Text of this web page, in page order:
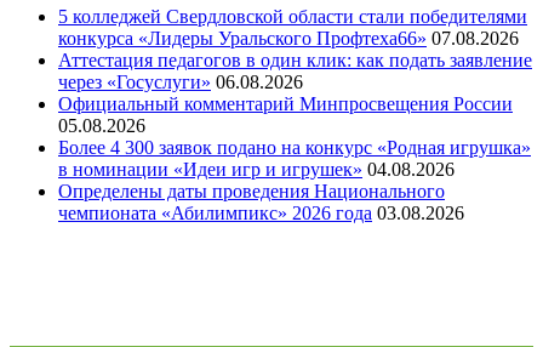
5 колледжей Свердловской области стали победителями
конкурса «Лидеры Уральского Профтеха66» 07.08.2026
Аттестация педагогов в один клик: как подать заявление
через «Госуслуги» 06.08.2026
Официальный комментарий Минпросвещения России
05.08.2026
Более 4 300 заявок подано на конкурс «Родная игрушка»
в номинации «Идеи игр и игрушек» 04.08.2026
Определены даты проведения Национального
чемпионата «Абилимпикс» 2026 года 03.08.2026